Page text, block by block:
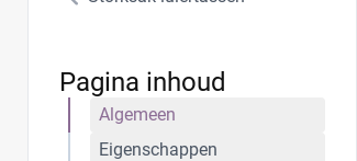
Pagina inhoud
Algemeen
Eigenschappen